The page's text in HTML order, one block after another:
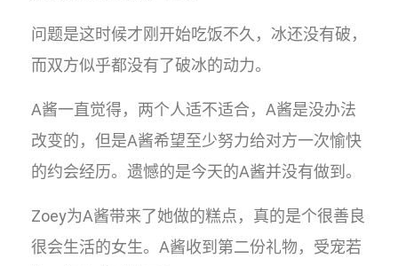
问题是这时候才刚开始吃饭不久，冰还没有破，
而双方似乎都没有了破冰的动力。
A酱一直觉得，两个人适不适合，A酱是没办法
改变的，但是A酱希望至少努力给对方一次愉快
的约会经历。遗憾的是今天的A酱并没有做到。
Zoey为A酱带来了她做的糕点，真的是个很善良
很会生活的女生。A酱收到第二份礼物，受宠若